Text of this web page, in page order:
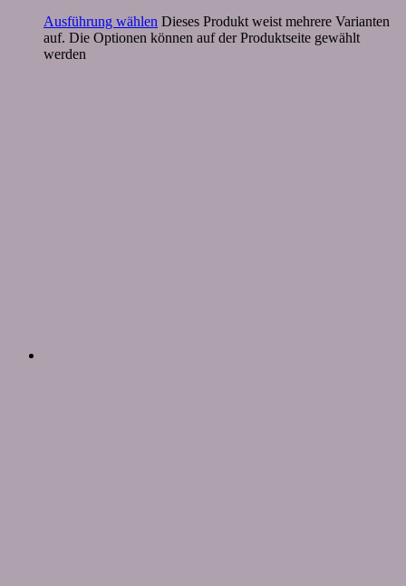
Ausführung wählen Dieses Produkt weist mehrere Varianten
auf. Die Optionen können auf der Produktseite gewählt
werden